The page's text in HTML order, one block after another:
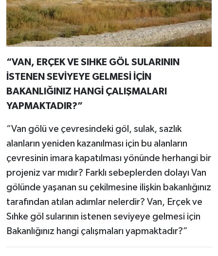
“VAN, ERÇEK VE SIHKE GÖL SULARININ
İSTENEN SEVİYEYE GELMESİ İÇİN
BAKANLIĞINIZ HANGİ ÇALIŞMALARI
YAPMAKTADIR?”
“Van gölü ve çevresindeki göl, sulak, sazlık
alanların yeniden kazanılması için bu alanların
çevresinin imara kapatılması yönünde herhangi bir
projeniz var mıdır? Farklı sebeplerden dolayı Van
gölünde yaşanan su çekilmesine ilişkin bakanlığınız
tarafından atılan adımlar nelerdir? Van, Erçek ve
Sıhke göl sularının istenen seviyeye gelmesi için
Bakanlığınız hangi çalışmaları yapmaktadır?”